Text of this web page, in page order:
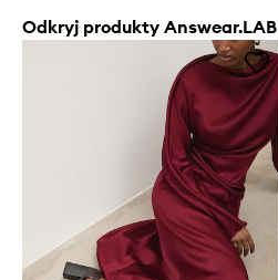
Odkryj produkty Answear.LAB